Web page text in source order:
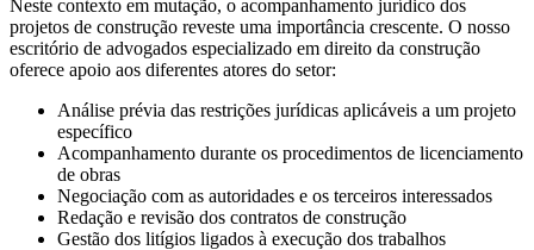
Neste contexto em mutação, o acompanhamento jurídico dos
projetos de construção reveste uma importância crescente. O nosso
escritório de advogados especializado em direito da construção
oferece apoio aos diferentes atores do setor:
Análise prévia das restrições jurídicas aplicáveis a um projeto
específico
Acompanhamento durante os procedimentos de licenciamento
de obras
Negociação com as autoridades e os terceiros interessados
Redação e revisão dos contratos de construção
Gestão dos litígios ligados à execução dos trabalhos